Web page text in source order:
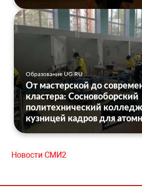
Образование UG.RU
От мастерской до
кластера: Сосновоборский
политехнический
кузницей кадров для
Новости СМИ2